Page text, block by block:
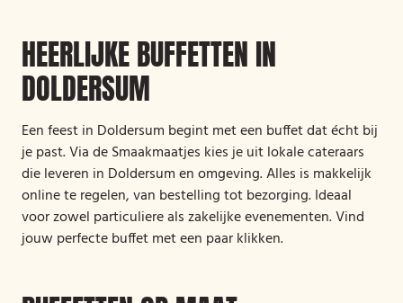
HEERLIJKE BUFFETTEN IN
DOLDERSUM
Een feest in Doldersum begint met een buffet dat écht bij
je past. Via de Smaakmaatjes kies je uit lokale cateraars
die leveren in Doldersum en omgeving. Alles is makkelijk
online te regelen, van bestelling tot bezorging. Ideaal
voor zowel particuliere als zakelijke evenementen. Vind
jouw perfecte buffet met een paar klikken.